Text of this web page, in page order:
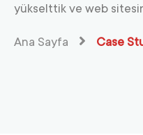
yükselttik ve web
Ana Sayfa Case